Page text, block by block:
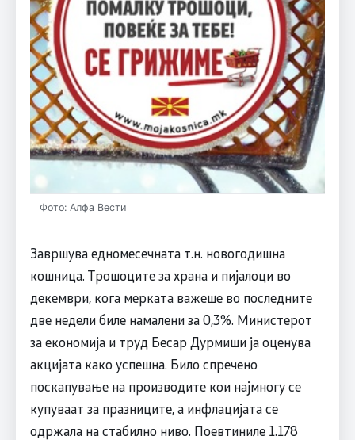
Фото: Алфа Вести
Завршува едномесечната т.н. новогодишна
кошница. Трошоците за храна и пијалоци во
декември, кога мерката важеше во последните
две недели биле намалени за 0,3%. Министерот
за економија и труд Бесар Дурмиши ја оценува
акцијата како успешна. Било спречено
поскапување на производите кои најмногу се
купуваат за празниците, а инфлацијата се
одржала на стабилно ниво. Поевтиниле 1.178